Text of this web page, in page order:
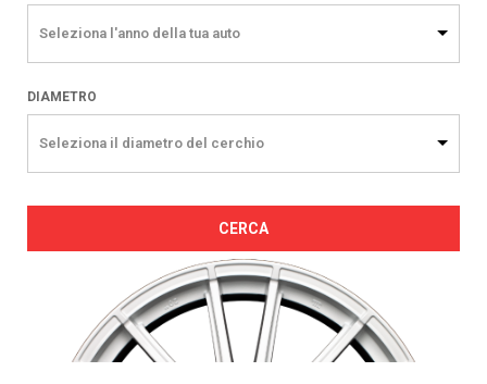
Seleziona l'anno della tua auto
DIAMETRO
Seleziona il diametro del cerchio
CERCA